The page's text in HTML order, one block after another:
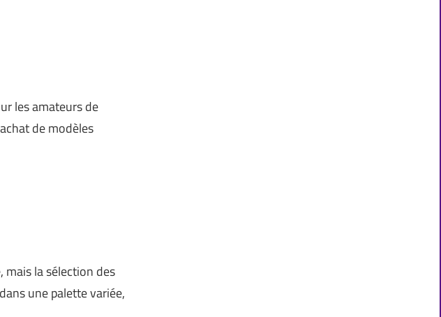
les amateurs de
de modèles
mais la sélection des
une palette variée,